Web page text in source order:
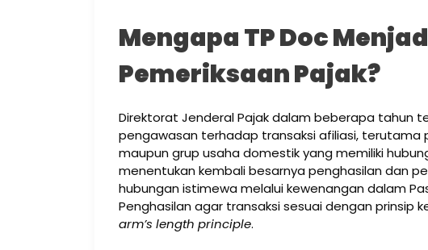
Mengapa TP Doc
Pemeriksaan Pajak?
Direktorat Jenderal Pajak dalam beberapa tahun
pengawasan terhadap transaksi afiliasi, terutama
maupun grup usaha domestik yang memiliki
menentukan kembali besarnya penghasilan dan
hubungan istimewa melalui kewenangan dalam
Penghasilan agar transaksi sesuai dengan prinsip
arm’s length principle.